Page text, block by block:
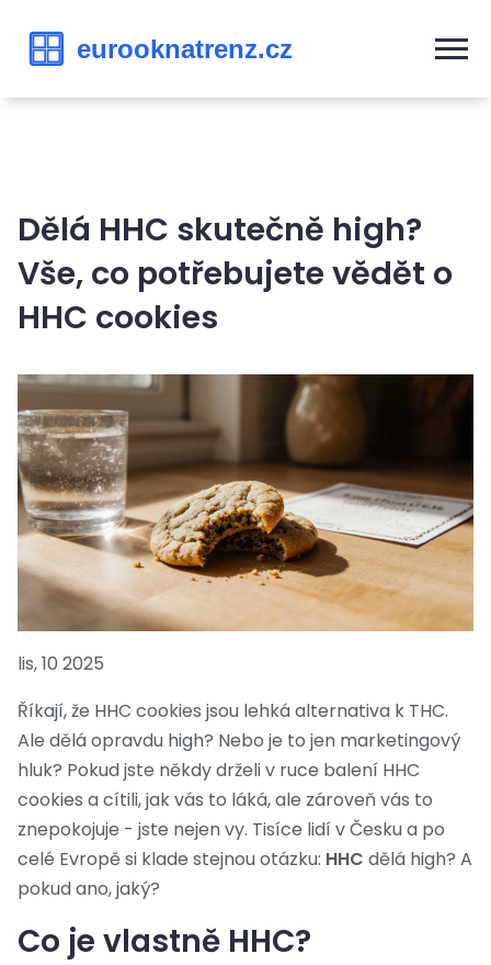
Dělá HHC skutečně high?
Vše, co potřebujete vědět o
HHC cookies
lis, 10 2025
Říkají, že HHC cookies jsou lehká alternativa k THC.
Ale dělá opravdu high? Nebo je to jen marketingový
hluk? Pokud jste někdy drželi v ruce balení HHC
cookies a cítili, jak vás to láká, ale zároveň vás to
znepokojuje - jste nejen vy. Tisíce lidí v Česku a po
celé Evropě si klade stejnou otázku: HHC dělá high? A
pokud ano, jaký?
Co je vlastně HHC?